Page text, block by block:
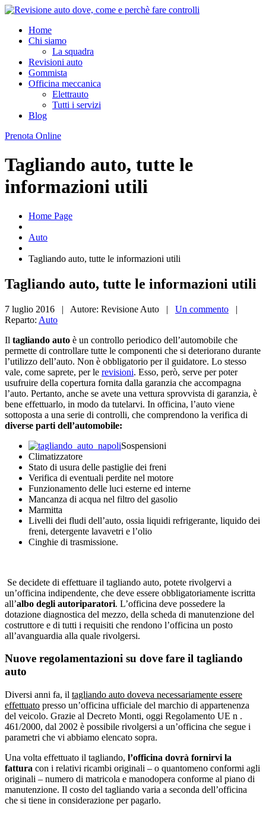
Home
Chi siamo
La squadra
Revisioni auto
Gommista
Officina meccanica
Elettrauto
Tutti i servizi
Blog
Prenota Online
Tagliando auto, tutte le
informazioni utili
Home Page
Auto
Tagliando auto, tutte le informazioni utili
Tagliando auto, tutte le informazioni utili
7 luglio 2016 | Autore: Revisione Auto | Un commento |
Reparto: Auto
Il tagliando auto è un controllo periodico dell’automobile che
permette di controllare tutte le componenti che si deteriorano durante
l’utilizzo dell’auto. Non è obbligatorio per il guidatore. Lo stesso
vale, come saprete, per le revisioni. Esso, però, serve per poter
usufruire della copertura fornita dalla garanzia che accompagna
l’auto. Pertanto, anche se avete una vettura sprovvista di garanzia, è
bene effettuarlo, in modo da tutelarvi. In officina, l’auto viene
sottoposta a una serie di controlli, che comprendono la verifica di
diverse parti dell’automobile:
Sospensioni
Climatizzatore
Stato di usura delle pastiglie dei freni
Verifica di eventuali perdite nel motore
Funzionamento delle luci esterne ed interne
Mancanza di acqua nel filtro del gasolio
Marmitta
Livelli dei fludi dell’auto, ossia liquidi refrigerante, liquido dei
freni, detergente lavavetri e l’olio
Cinghie di trasmissione.
Se decidete di effettuare il tagliando auto, potete rivolgervi a
un’officina indipendente, che deve essere obbligatoriamente iscritta
all’albo degli autoriparatori. L’officina deve possedere la
dotazione diagnostica del mezzo, della scheda di manutenzione del
costruttore e di tutti i requisiti che rendono l’officina un posto
all’avanguardia alla quale rivolgersi.
Nuove regolamentazioni su dove fare il tagliando
auto
Diversi anni fa, il tagliando auto doveva necessariamente essere
effettuato presso un’officina ufficiale del marchio di appartenenza
del veicolo. Grazie al Decreto Monti, oggi Regolamento UE n .
461/2000, dal 2002 è possibile rivolgersi a un’officina che segue i
parametri che vi abbiamo elencato sopra.
Una volta effettuato il tagliando, l’officina dovrà fornirvi la
fattura con i relativi ricambi originali – o quantomeno conformi agli
originali – numero di matricola e manodopera conforme al piano di
manutenzione. Il costo del tagliando varia a seconda dell’officina
che si tiene in considerazione per pagarlo.